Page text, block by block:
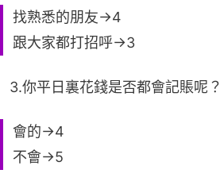
找熟悉的朋友→4
跟大家都打招呼→3
3.你平日裏花錢是否都會記賬呢？
會的→4
不會→5